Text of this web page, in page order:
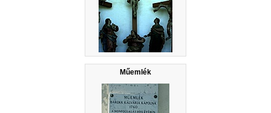
Műemlék